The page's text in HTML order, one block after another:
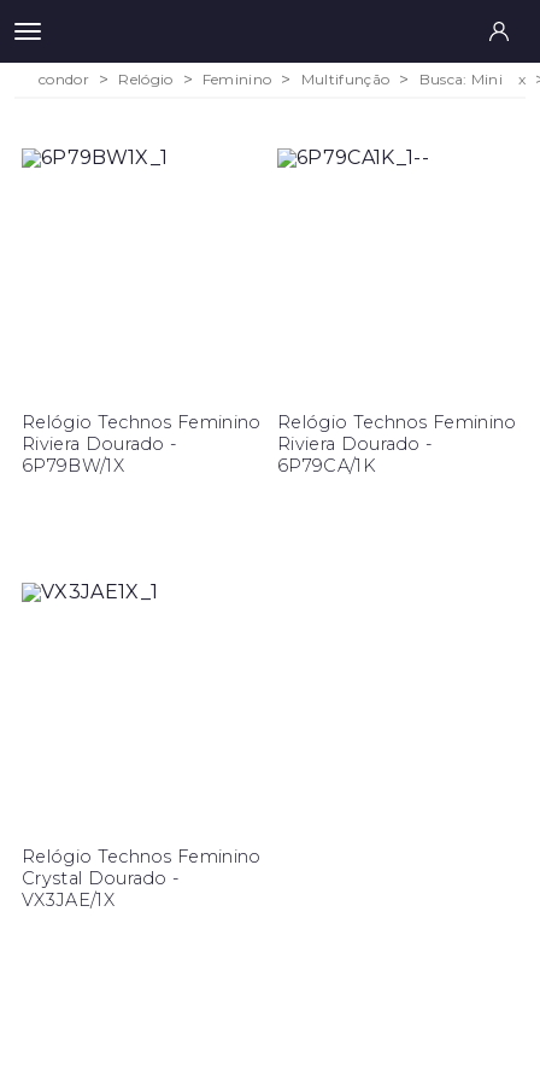
condor Relógio Feminino Multifunção Busca: Mini x
Relógio Technos Feminino
Riviera Dourado -
6P79BW/1X
Relógio Technos Feminino
Riviera Dourado -
6P79CA/1K
Relógio Technos Feminino
Crystal Dourado -
VX3JAE/1X